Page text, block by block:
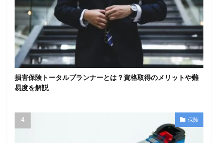
損害保険トータルプランナーとは？資格取得のメリットや難
易度を解説
保険